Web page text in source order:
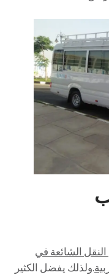
الشائعة في
.ولذلك يفضل الكثير